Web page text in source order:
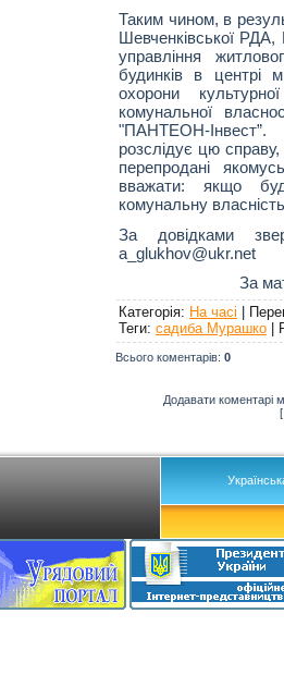
Таким чином, в
Шевченківської
управління
будинків в центрі
охорони
комунальної
"ПАНТЕОН-
розслідує цю
перепродані
вважати: якщо
комунальну
За довідками
a_glukhov@ukr.net
За
Категорія: На часі |
Теги: садиба Мурашко |
Всього коментарів: 0
Додавати коментарі